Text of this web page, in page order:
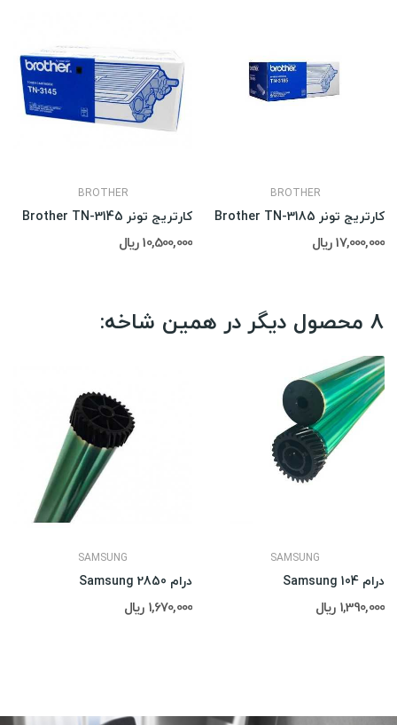
BROTHER
کارتریج تونر Brother TN-3145
10,500,000 ریال
BROTHER
کارتریج تونر Brother TN-3185
17,000,000 ریال
8 محصول دیگر در همین شاخه:
SAMSUNG
درام Samsung 2850
1,670,000 ریال
SAMSUNG
درام Samsung 104
1,390,000 ریال